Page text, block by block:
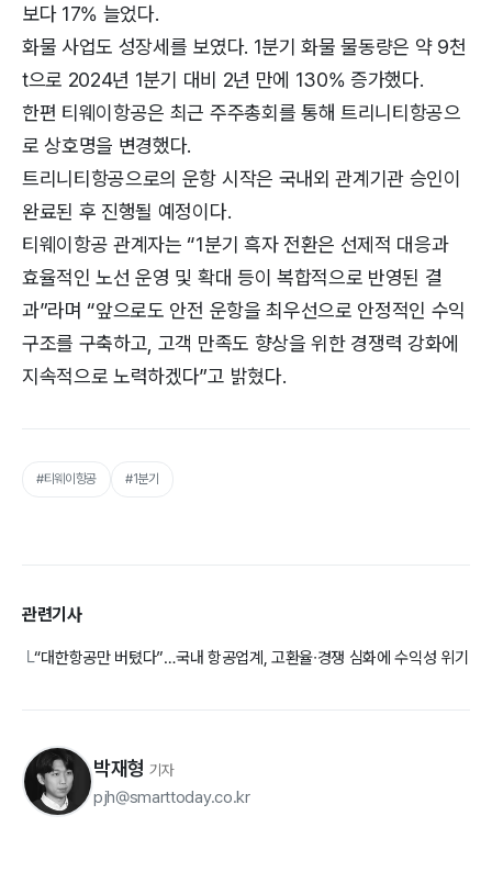
보다 17% 늘었다.
화물 사업도 성장세를 보였다. 1분기 화물 물동량은 약 9천
t으로 2024년 1분기 대비 2년 만에 130% 증가했다.
한편 티웨이항공은 최근 주주총회를 통해 트리니티항공으
로 상호명을 변경했다.
트리니티항공으로의 운항 시작은 국내외 관계기관 승인이
완료된 후 진행될 예정이다.
티웨이항공 관계자는 “1분기 흑자 전환은 선제적 대응과
효율적인 노선 운영 및 확대 등이 복합적으로 반영된 결
과”라며 “앞으로도 안전 운항을 최우선으로 안정적인 수익
구조를 구축하고, 고객 만족도 향상을 위한 경쟁력 강화에
지속적으로 노력하겠다”고 밝혔다.
#티웨이항공 #1분기
관련기사
└“대한항공만 버텼다”…국내 항공업계, 고환율∙경쟁 심화에 수익성 위기
박재형 기자
pjh@smarttoday.co.kr